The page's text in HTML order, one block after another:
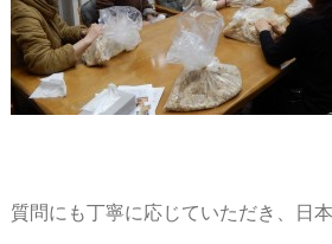
質問にも丁寧に応じていただき、日